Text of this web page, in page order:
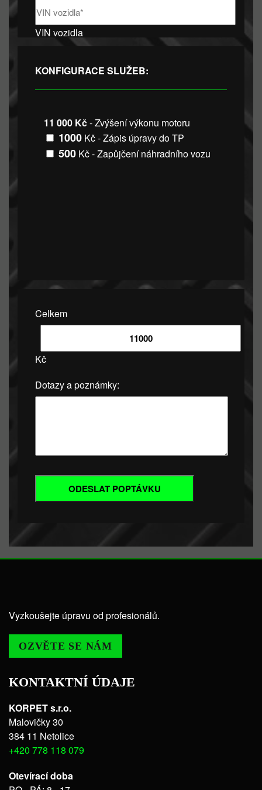
VIN vozidla
KONFIGURACE SLUŽEB:
11 000 Kč- Zvýšení výkonu motoru
1000 Kč - Zápis úpravy do TP
500 Kč - Zapůjčení náhradního vozu
Celkem
Kč
Dotazy a poznámky:
Vyzkoušejte úpravu od profesionálů.
OZVĚTE SE NÁM
KONTAKTNÍ ÚDAJE
KORPET s.r.o.
Malovičky 30
384 11 Netolice
+420 778 118 079
Otevírací doba